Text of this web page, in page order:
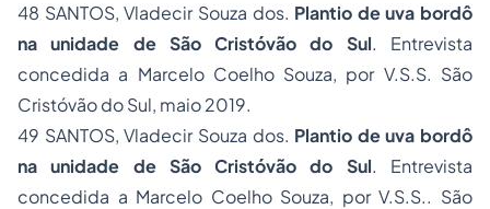
48 SANTOS, Vladecir Souza dos. Plantio de uva bordô
na unidade de São Cristóvão do Sul. Entrevista
concedida a Marcelo Coelho Souza, por V.S.S. São
Cristóvão do Sul, maio 2019.
49 SANTOS, Vladecir Souza dos. Plantio de uva bordô
na unidade de São Cristóvão do Sul. Entrevista
concedida a Marcelo Coelho Souza, por V.S.S.. São